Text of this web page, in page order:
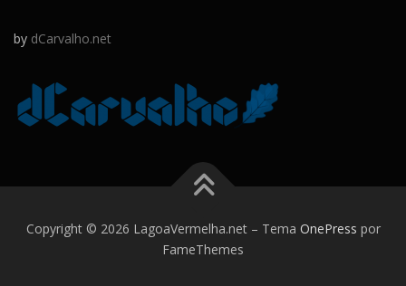
by dCarvalho.net
Copyright © 2026 LagoaVermelha.net – Tema OnePress por
FameThemes